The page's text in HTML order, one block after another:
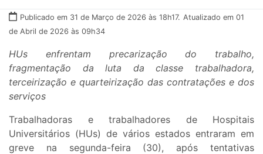
Publicado em 31 de Março de 2026 às 18h17. Atualizado em 01
de Abril de 2026 às 09h34
HUs enfrentam precarização do trabalho,
fragmentação da luta da classe trabalhadora,
terceirização e quarteirização das contratações e dos
serviços
Trabalhadoras e trabalhadores de Hospitais
Universitários (HUs) de vários estados entraram em
greve na segunda-feira (30), após tentativas